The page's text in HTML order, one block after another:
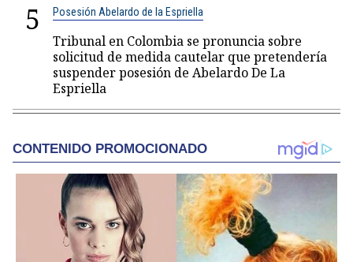
5 Posesión Abelardo de la Espriella
Tribunal en Colombia se pronuncia sobre
solicitud de medida cautelar que pretendería
suspender posesión de Abelardo De La
Espriella